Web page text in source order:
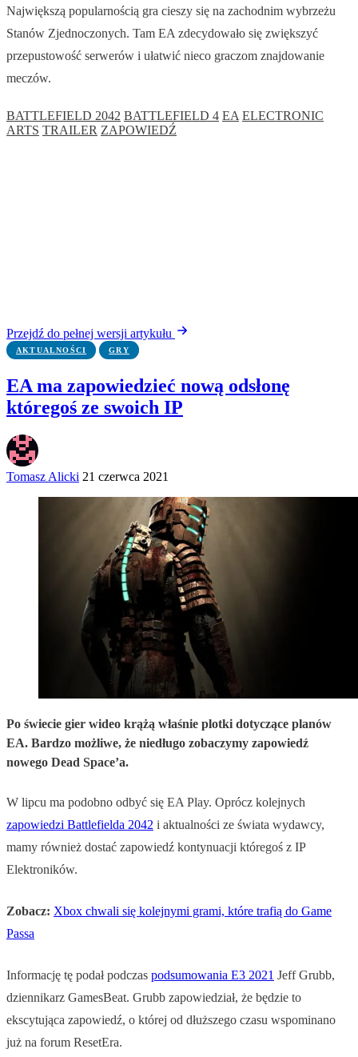
Największą popularnością gra cieszy się na zachodnim wybrzeżu
Stanów Zjednoczonych. Tam EA zdecydowało się zwiększyć
przepustowość serwerów i ułatwić nieco graczom znajdowanie
meczów.
BATTLEFIELD 2042 BATTLEFIELD 4 EA ELECTRONIC
ARTS TRAILER ZAPOWIEDŹ
Przejdź do pełnej wersji artykułu
AKTUALNOŚCI GRY
EA ma zapowiedzieć nową odsłonę
któregoś ze swoich IP
Tomasz Alicki 21 czerwca 2021
Po świecie gier wideo krążą właśnie plotki dotyczące planów
EA. Bardzo możliwe, że niedługo zobaczymy zapowiedź
nowego Dead Space’a.
W lipcu ma podobno odbyć się EA Play. Oprócz kolejnych
zapowiedzi Battlefielda 2042 i aktualności ze świata wydawcy,
mamy również dostać zapowiedź kontynuacji któregoś z IP
Elektroników.
Zobacz: Xbox chwali się kolejnymi grami, które trafią do Game
Passa
Informację tę podał podczas podsumowania E3 2021 Jeff Grubb,
dziennikarz GamesBeat. Grubb zapowiedział, że będzie to
ekscytująca zapowiedź, o której od dłuższego czasu wspominano
już na forum ResetEra.